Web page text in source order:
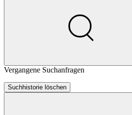
Vergangene Suchanfragen
Suchhistorie löschen